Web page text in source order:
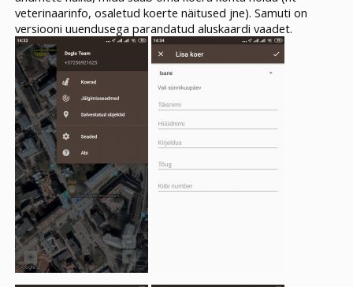
veterinaarinfo, osaletud koerte näitused jne). Samuti on
versiooni uuendusega parandatud aluskaardi vaadet.